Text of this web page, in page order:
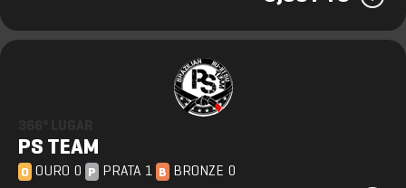
PS TEAM
O OURO 0 P PRATA 1 B BRONZE 0